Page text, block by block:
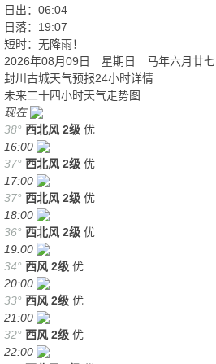
日出：06:04
日落：19:07
短时：无降雨！
2026年08月09日 星期日 马年六月廿七
封川古城天气预报24小时详情
未来二十四小时天气走势图
现在
38° 西北风 2级 优
16:00
37° 西北风 2级 优
17:00
37° 西北风 2级 优
18:00
36° 西北风 2级 优
19:00
34° 西风 2级 优
20:00
33° 西风 2级 优
21:00
32° 西风 2级 优
22:00